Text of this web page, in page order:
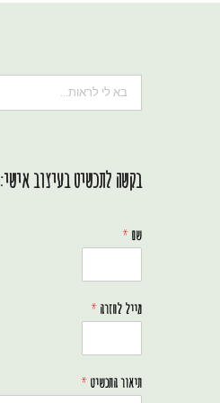
חיפוש
בקשה לתכשיט בעיצוב אישי:
שם *
מייל לחזרה *
תיאור התכשיט *